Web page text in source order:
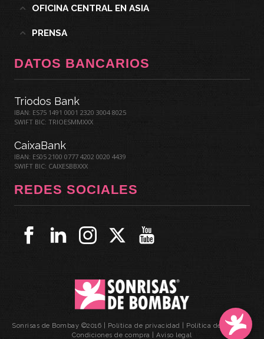
OFICINA CENTRAL EN ASIA
PRENSA
DATOS BANCARIOS
Triodos Bank
IBAN: ES75 1491 0001 2320 3004 8025
SWIFT BIC: TRIOESMMXXX
CaixaBank
IBAN: ES05 2100 0777 4202 0020 4439
SWIFT BIC: CAIXESBBXXX
REDES SOCIALES
Sonrisas de Bombay ©2016 | Política de privacidad Política de cookies
|
Condiciones de compra
|Aviso legal